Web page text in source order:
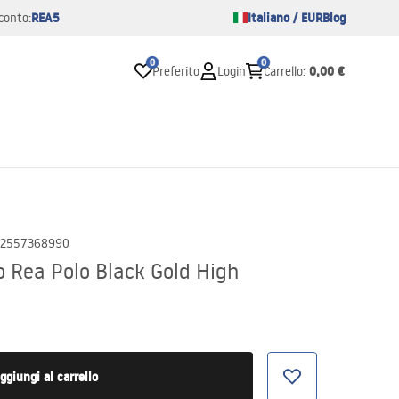
REA5 Italiano / EURBlog
0
Preferito Login
0
Carrello: 0,00 €
Polo Black Gold High
al carrello